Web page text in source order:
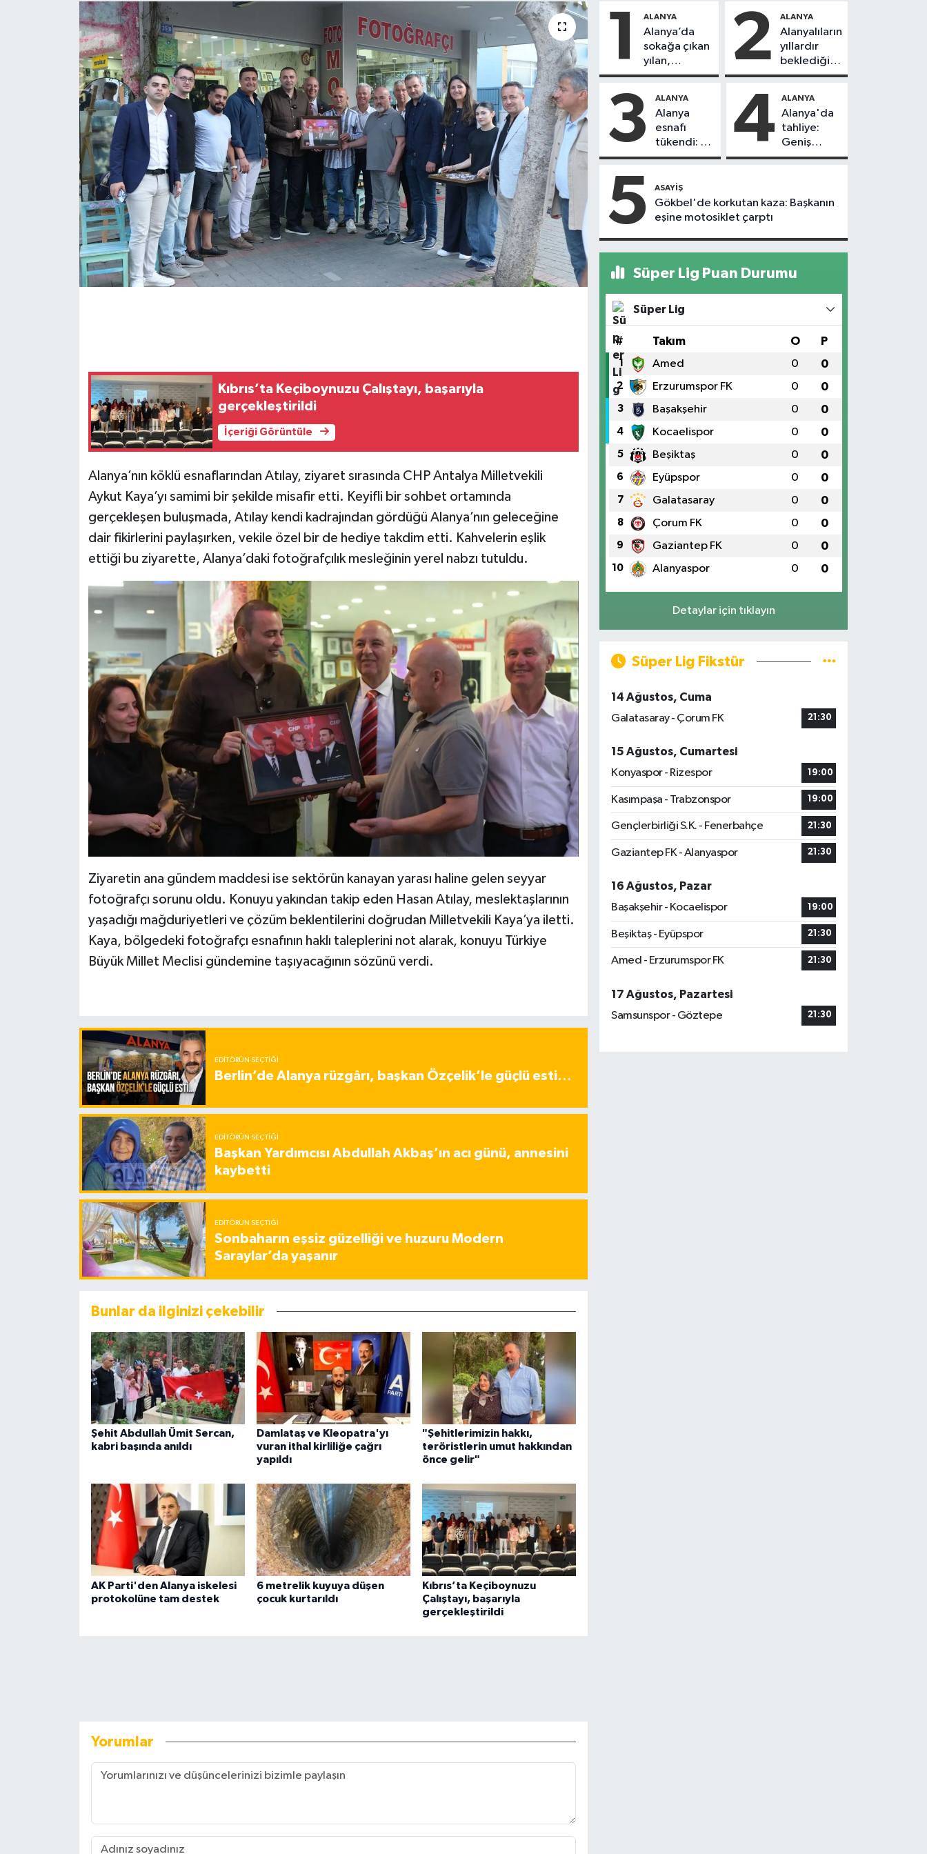
Kıbrıs’ta Keçiboynuzu Çalıştayı, başarıyla
gerçekleştirildi
İçeriği Görüntüle
Alanya’nın köklü esnaflarından Atılay, ziyaret sırasında CHP Antalya Milletvekili
Aykut Kaya’yı samimi bir şekilde misafir etti. Keyifli bir sohbet ortamında
gerçekleşen buluşmada, Atılay kendi kadrajından gördüğü Alanya’nın geleceğine
dair fikirlerini paylaşırken, vekile özel bir de hediye takdim etti. Kahvelerin eşlik
ettiği bu ziyarette, Alanya’daki fotoğrafçılık mesleğinin yerel nabzı tutuldu.
Ziyaretin ana gündem maddesi ise sektörün kanayan yarası haline gelen seyyar
fotoğrafçı sorunu oldu. Konuyu yakından takip eden Hasan Atılay, meslektaşlarının
yaşadığı mağduriyetleri ve çözüm beklentilerini doğrudan Milletvekili Kaya’ya iletti.
Kaya, bölgedeki fotoğrafçı esnafının haklı taleplerini not alarak, konuyu Türkiye
Büyük Millet Meclisi gündemine taşıyacağının sözünü verdi.
EDITÖRÜN SEÇTIĞI
Berlin’de Alanya rüzgârı, başkan Özçelik’le güçlü esti…
EDITÖRÜN SEÇTIĞI
Başkan Yardımcısı Abdullah Akbaş’ın acı günü, annesini
kaybetti
EDITÖRÜN SEÇTIĞI
Sonbaharın eşsiz güzelliği ve huzuru Modern
Saraylar’da yaşanır
Bunlar da ilginizi çekebilir
Şehit Abdullah Ümit Sercan,
kabri başında anıldı
Damlataş ve Kleopatra'yı
vuran ithal kirliliğe çağrı
yapıldı
"Şehitlerimizin hakkı,
teröristlerin umut hakkından
önce gelir"
AK Parti'den Alanya iskelesi
protokolüne tam destek
6 metrelik kuyuya düşen
çocuk kurtarıldı
Kıbrıs’ta Keçiboynuzu
Çalıştayı, başarıyla
gerçekleştirildi
Yorumlar
1 ALANYA
Alanya’da
sokağa çıkan
yılan,
vatandaşı
2 ALANYA
Alanyalıların
yıllardır
beklediği
yol askıdan
3 ALANYA
Alanya
esnafı
tükendi: 1
ayda 150
kapandı
4 ALANYA
Alanya'da
tahliye:
Geniş
güvenlik
5 ASAYIŞ
Gökbel'de korkutan kaza: Başkanın
eşine motosiklet çarptı
Süper Lig Puan Durumu
Süper Lig
# Takım O P
1 Amed 0 0
2 Erzurumspor FK 0 0
3 Başakşehir 0 0
4 Kocaelispor 0 0
5 Beşiktaş 0 0
6 Eyüpspor 0 0
7 Galatasaray 0 0
8 Çorum FK 0 0
9 Gaziantep FK 0 0
10 Alanyaspor 0 0
Detaylar için tıklayın
Süper Lig Fikstür
14 Ağustos, Cuma
Galatasaray - Çorum FK
21:30
15 Ağustos, Cumartesi
Konyaspor - Rizespor
19:00
Kasımpaşa - Trabzonspor 19:00
Gençlerbirliği S.K. - Fenerbahçe 21:30
Gaziantep FK - Alanyaspor 21:30
16 Ağustos, Pazar
Başakşehir - Kocaelispor
19:00
Beşiktaş - Eyüpspor 21:30
Amed - Erzurumspor FK 21:30
17 Ağustos, Pazartesi
Samsunspor - Göztepe
21:30